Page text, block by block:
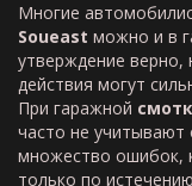
Многие
Soueast можно и в
утверждение
действия могут
При гаражной
часто не учитывают
множество ошибок,
только по